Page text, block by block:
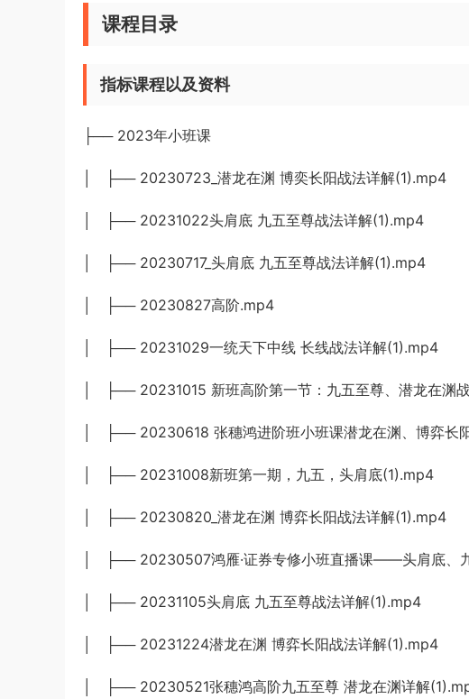
课程目录
指标课程以及资料
├── 2023年小班课
│ ├── 20230723_潜龙在渊 博奕长阳战法详解(1).mp4
│ ├── 20231022头肩底 九五至尊战法详解(1).mp4
│ ├── 20230717_头肩底 九五至尊战法详解(1).mp4
│ ├── 20230827高阶.mp4
│ ├── 20231029一统天下中线 长线战法详解(1).mp4
│ ├── 20231015 新班高阶第一节：九五至尊、潜龙在渊
│ ├── 20230618 张穗鸿进阶班小班课潜龙在渊、博弈长
│ ├── 20231008新班第一期，九五，头肩底(1).mp4
│ ├── 20230820_潜龙在渊 博弈长阳战法详解(1).mp4
│ ├── 20230507鸿雁·证券专修小班直播课——头肩底、
│ ├── 20231105头肩底 九五至尊战法详解(1).mp4
│ ├── 20231224潜龙在渊 博弈长阳战法详解(1).mp4
│ ├── 20230521张穗鸿高阶九五至尊 潜龙在渊详解